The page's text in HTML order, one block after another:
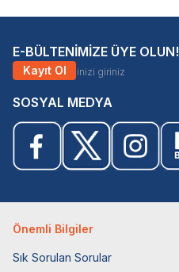
E-BÜLTENİMİZE ÜYE OLUN!
Kayıt Ol
SOSYAL MEDYA
Önemli Bilgiler
Sık Sorulan Sorular